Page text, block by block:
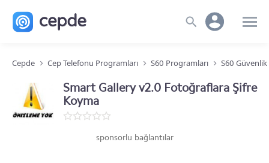
Cepde Cep Telefonu Programları S60 Programları S60
Smart Gallery v2.0 Fotoğraflara Şifre
Koyma
sponsorlu bağlantılar